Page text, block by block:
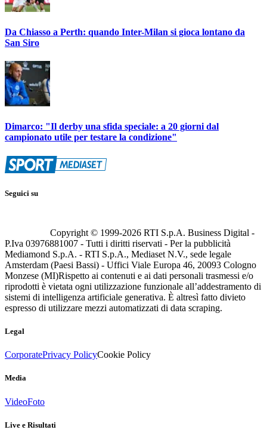
Da Chiasso a Perth: quando Inter-Milan si gioca lontano da
San Siro
Dimarco: "Il derby una sfida speciale: a 20 giorni dal
campionato utile per testare la condizione"
Seguici su
Copyright © 1999-2026 RTI S.p.A. Business Digital -
P.Iva 03976881007 - Tutti i diritti riservati - Per la pubblicità
Mediamond S.p.A. - RTI S.p.A., Mediaset N.V., sede legale
Amsterdam (Paesi Bassi) - Uffici Viale Europa 46, 20093 Cologno
Monzese (MI)Rispetto ai contenuti e ai dati personali trasmessi e/o
riprodotti è vietata ogni utilizzazione funzionale all’addestramento di
sistemi di intelligenza artificiale generativa. È altresì fatto divieto
espresso di utilizzare mezzi automatizzati di data scraping.
Legal
CorporatePrivacy PolicyCookie Policy
Media
VideoFoto
Live e Risultati